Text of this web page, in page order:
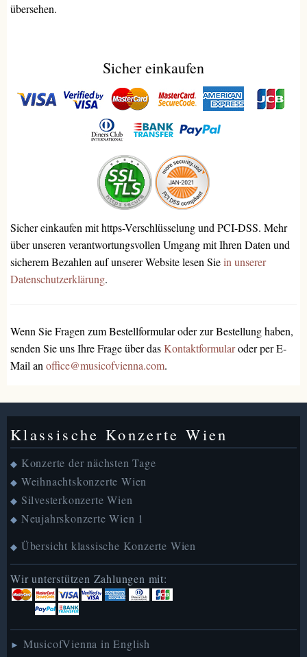
übersehen.
Sicher einkaufen
Sicher einkaufen mit https-Verschlüsselung und PCI-DSS. Mehr
über unseren verantwortungsvollen Umgang mit Ihren Daten und
sicherem Bezahlen auf unserer Website lesen Siein unserer
Datenschutzerklärung.
Wenn Sie Fragen zum Bestellformular oder zur Bestellung haben,
senden Sie uns Ihre Frage über dasKontaktformularoder per E-
Mail an office@musicofvienna.com.
Klassische Konzerte Wien
◆ Konzerte der nächsten Tage
◆ Weihnachtskonzerte Wien
◆ Silvesterkonzerte Wien
◆ Neujahrskonzerte Wien 1
◆ Übersicht klassische Konzerte Wien
Wir unterstützen Zahlungen mit:
► MusicofVienna in English